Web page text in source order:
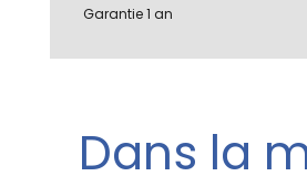
Garantie 1 an
Dans la